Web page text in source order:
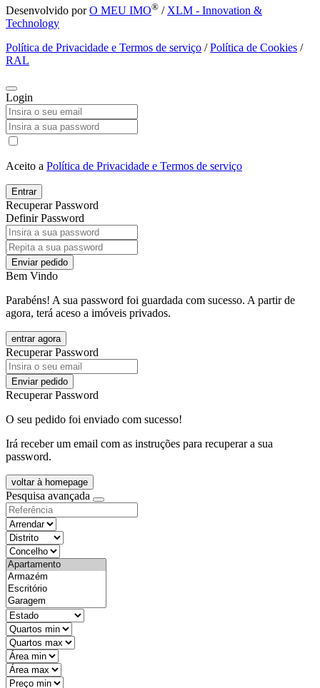
Desenvolvido porO MEU IMO® / XLM - Innovation &
Technology
Política de Privacidade e Termos de serviço /Política de Cookies /
RAL
Login
Aceito a Política de Privacidade e Termos de serviço
Entrar
Recuperar Password
Definir Password
Enviar pedido
Bem Vindo
Parabéns! A sua password foi guardada com sucesso. A partir de
agora, terá aceso a imóveis privados.
entrar agora
Recuperar Password
Enviar pedido
Recuperar Password
O seu pedido foi enviado com sucesso!
Irá receber um email com as instruções para recuperar a sua
password.
voltar à homepage
Pesquisa avançada
objective
districtId
countyId
types
state
mintypo
maxtypo
minarea
maxarea
minprice